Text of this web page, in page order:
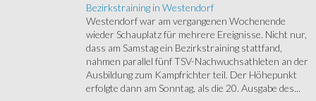
Bezirkstraining in Westendorf
Westendorf war am vergangenen Wochenende
wieder Schauplatz für mehrere Ereignisse. Nicht nur,
dass am Samstag ein Bezirkstraining stattfand,
nahmen parallel fünf TSV-Nachwuchsathleten an der
Ausbildung zum Kampfrichter teil. Der Höhepunkt
erfolgte dann am Sonntag, als die 20. Ausgabe des...